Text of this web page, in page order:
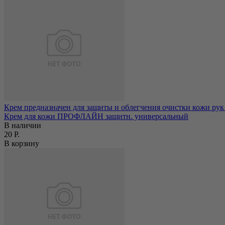
Крем предназначен для защиты и облегчения очистки кожи
Крем для кожи ПРОФЛАЙН защитн. универсальный
В наличии
20 Р.
В корзину